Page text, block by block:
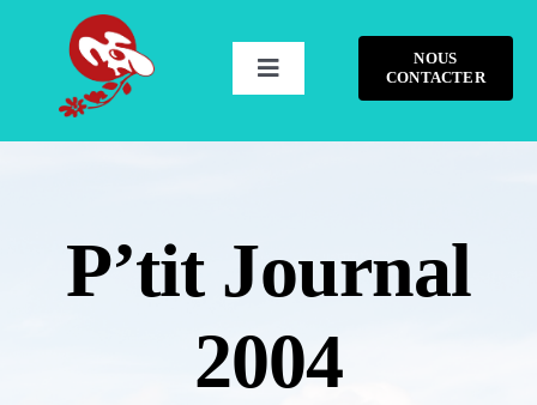
Toggle
Navigation
SÉJOUR ÉTÉ
NOUS
CONTACTER
P’tit Journal
2004